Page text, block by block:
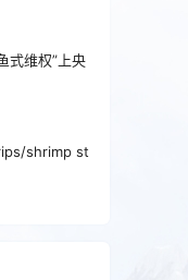
式维权”上央
shrimp st